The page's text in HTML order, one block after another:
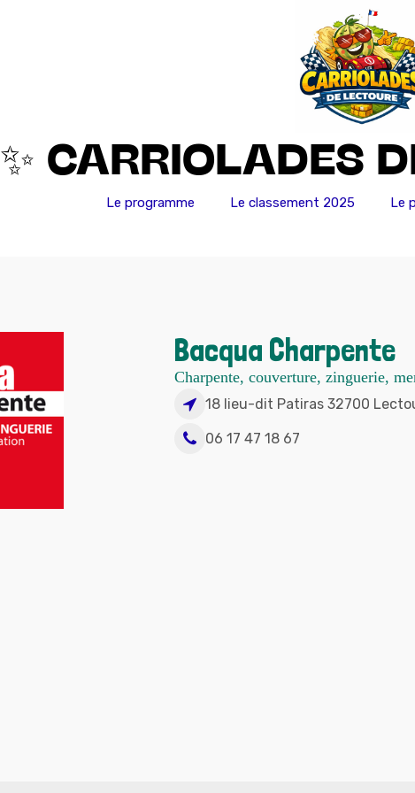
✨ CARRIOLADES
Le programme Le classement 2025 Le
Bacqua Charpente
Charpente, couverture, zinguerie,
18 lieu-dit Patiras 32700
06 17 47 18 67